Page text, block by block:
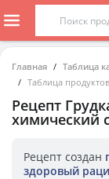
Главная
Таблица
Таблица
Рецепт
химический
Рецепт создан
здоровый